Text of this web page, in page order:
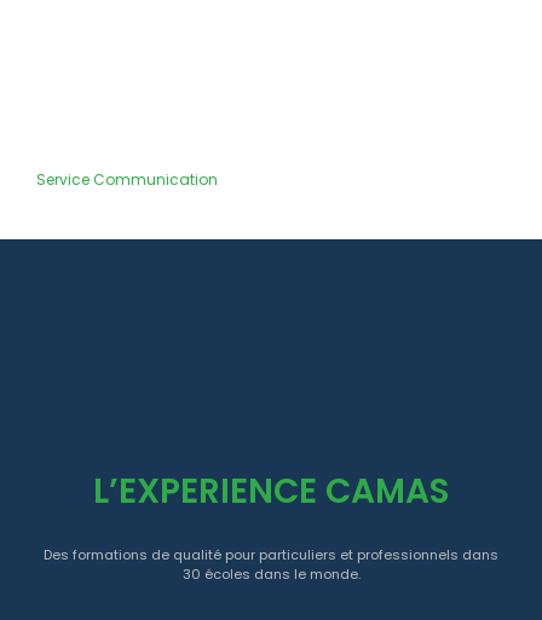
Service Communication
L’EXPERIENCE CAMAS
Des formations de qualité pour particuliers et professionnels dans
30 écoles dans le monde.